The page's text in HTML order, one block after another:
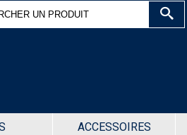
ACCESSOIRES